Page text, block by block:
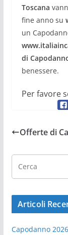
Toscana
fine anno su
un
di
benessere.
Per favore
Offerte di
Articoli
Capodanno